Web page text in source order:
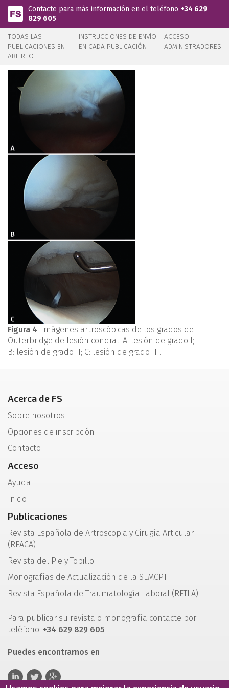
Pasar al contenido principal
Contacte para más información en el teléfono +34 629
829 605
TODAS LAS
PUBLICACIONES EN
ABIERTO |
INSTRUCCIONES DE ENVÍO
EN CADA PUBLICACIÓN |
ACCESO
ADMINISTRADORES
Figura 4. Imágenes artroscópicas de los grados de
Outerbridge de lesión condral. A: lesión de grado I;
B: lesión de grado II; C: lesión de grado III.
Acerca de FS
Sobre nosotros
Opciones de inscripción
Contacto
Acceso
Ayuda
Inicio
Publicaciones
Revista Española de Artroscopia y Cirugía Articular
(REACA)
Revista del Pie y Tobillo
Monografías de Actualización de la SEMCPT
Revista Española de Traumatología Laboral (RETLA)
Para publicar su revista o monografía contacte por
teléfono: +34 629 829 605
Puedes encontrarnos en